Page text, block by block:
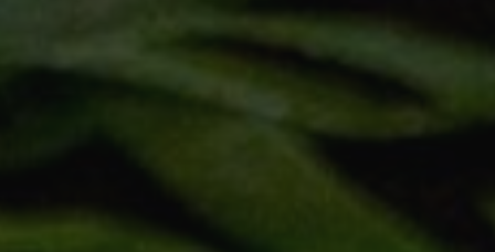
Imprezy okolicznościowe